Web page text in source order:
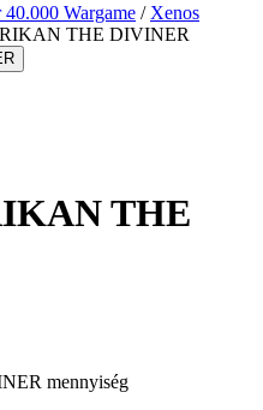
40.000 Wargame / Xenos
THE DIVINER
THE
mennyiség